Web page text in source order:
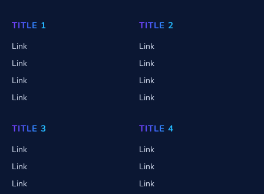
TITLE 1
Link
Link
Link
Link
TITLE 2
Link
Link
Link
Link
TITLE 3
Link
Link
Link
TITLE 4
Link
Link
Link